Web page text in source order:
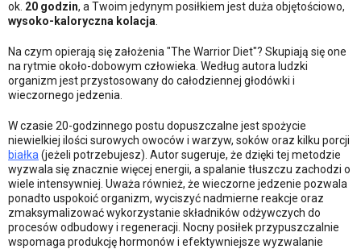
ok. 20 godzin, a Twoim jedynym posiłkiem jest duża objętościowo,
wysoko-kaloryczna kolacja
Na czym opierają się założenia "The Warrior Diet"? Skupiają się one
na rytmie około-dobowym człowieka. Według autora ludzki
organizm jest przystosowany do całodziennej głodówki i
wieczornego jedzenia.
W czasie 20-godzinnego postu dopuszczalne jest spożycie
niewielkiej ilości surowych owoców i warzyw, soków oraz kilku porcji
białka (jeżeli potrzebujesz). Autor sugeruje, że dzięki tej metodzie
wyzwala się znacznie więcej energii, a spalanie tłuszczu zachodzi o
wiele intensywniej. Uważa również, że wieczorne jedzenie pozwala
ponadto uspokoić organizm, wyciszyć nadmierne reakcje oraz
zmaksymalizować wykorzystanie składników odżywczych do
procesów odbudowy i regeneracji. Nocny posiłek przypuszczalnie
wspomaga produkcję hormonów i efektywniejsze wyzwalanie